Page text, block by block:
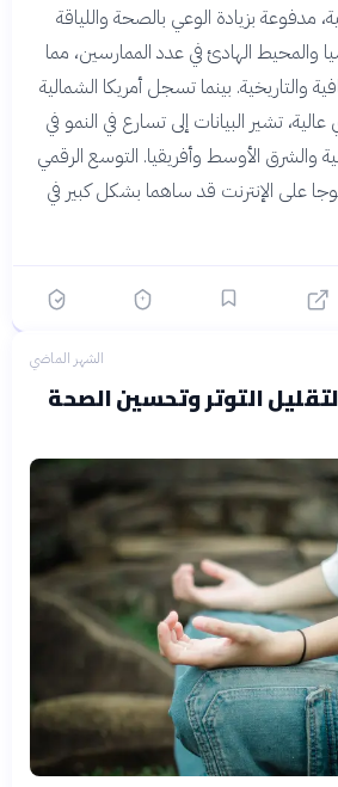
مدفوعة بزيادة الوعي بالصحة واللياقة
والمحيط الهادئ في عدد الممارسين، مما
والتاريخية. بينما تسجل أمريكا الشمالية
تشير البيانات إلى تسارع في النمو في
والشرق الأوسط وأفريقيا. التوسع الرقمي
على الإنترنت قد ساهما بشكل كبير في
الشهر الماضي
لتقليل التوتر وتحسين الصحة